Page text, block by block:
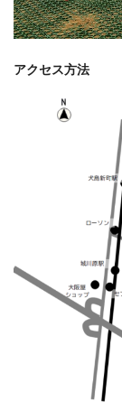
アクセス方法